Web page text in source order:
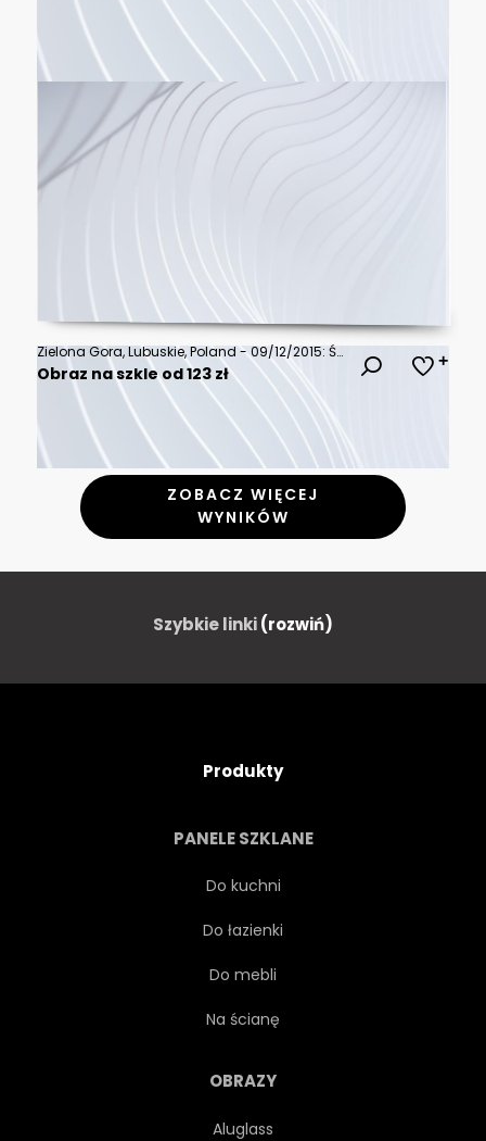
Zielona Gora, Lubuskie, Poland - 09/12/2015: Święto wina - obchodzone co roku w miesiącu wrześniu w Zielonej Górze. Tradycja ma ponad 100 lat. Korowód i jarmark okolicznościowy. Tłumy ludzi, turystów
Obraz na szkle od 123 zł
ZOBACZ WIĘCEJ
WYNIKÓW
Szybkie linki(rozwiń)
Produkty
PANELE SZKLANE
Do kuchni
Do łazienki
Do mebli
Na ścianę
OBRAZY
Aluglass